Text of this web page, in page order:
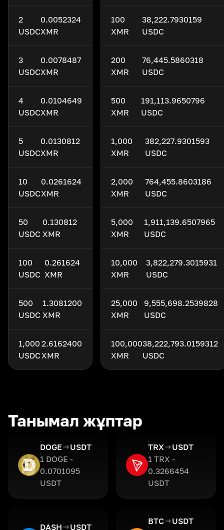
2
USDC
0.0052324
XMR
3
USDC
0.0078487
XMR
4
USDC
0.0104649
XMR
5
USDC
0.0130812
XMR
10
USDC
0.0261624
XMR
50
USDC
0.130812
XMR
100
USDC
0.261624
XMR
500
USDC
1.3081200
XMR
1,000
USDC
2.6162400
XMR
100
XMR
38,222.7930159
USDC
200
XMR
76,445.5860318
USDC
500
XMR
191,113.9650796
USDC
1,000
XMR
382,227.9301593
USDC
2,000
XMR
764,455.8603186
USDC
5,000
XMR
1,911,139.6507965
USDC
10,000
XMR
3,822,279.3015931
USDC
25,000
XMR
9,555,698.2539828
USDC
100,000
XMR
38,222,793.0159312
USDC
Танымал жұптар
DOGE
USDT
1 DOGE -
0.0701095
USDT
TRX
USDT
1 TRX -
0.3266454
USDT
DASH
USDT
BTC
USDT